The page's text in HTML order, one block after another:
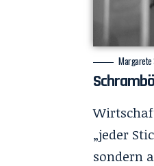
Margarete
„jeder
sondern